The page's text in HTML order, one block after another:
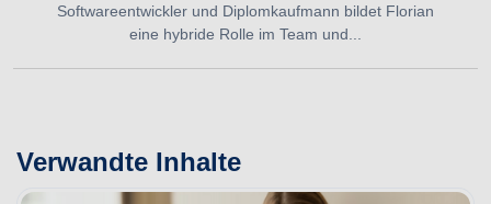
Softwareentwickler und Diplomkaufmann bildet Florian
eine hybride Rolle im Team und...
Verwandte Inhalte